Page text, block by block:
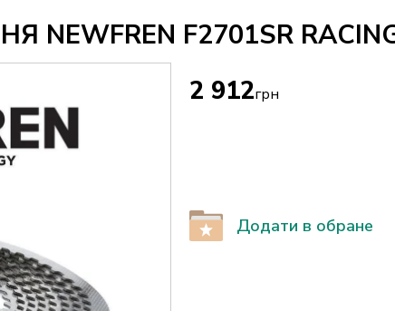
F2701SR
2 912грн
Додати в обране